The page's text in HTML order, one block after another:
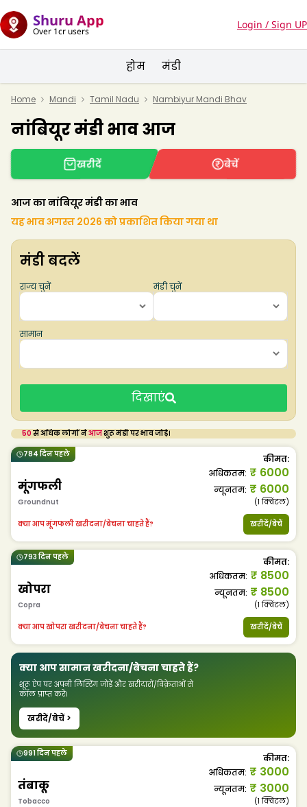
Shuru App
Over 1cr users
Login / Sign UP
होम मंडी
Home Mandi Tamil Nadu Nambiyur Mandi Bhav
नांबियूरमंडी भाव आज
खरीदें बेचें
आज का नांबियूर मंडी का भाव
यह भाव अगस्त 2026 को प्रकाशित किया गया था
मंडी बदलें
राज्य चुनें मंडी चुनें
सामान
दिखाएं
50 से अधिक लोगों नेआजशुरू मंडी पर भाव जोड़े।
784 दिन पहले
मूंगफली
Groundnut
कीमत:
अधिकतम: ₹ 6000
न्यूनतम: ₹ 6000
(1क्विंटल)
क्या आप मूंगफली खरीदना/बेचना चाहते हैं? खरीदें/बेचें
793 दिन पहले
खोपरा
Copra
कीमत:
अधिकतम: ₹ 8500
न्यूनतम: ₹ 8500
(1क्विंटल)
क्या आप खोपरा खरीदना/बेचना चाहते हैं? खरीदें/बेचें
क्या आप सामान खरीदना/बेचना चाहते हैं?
शूरू ऐप पर अपनी लिस्टिंग जोड़ें और खरीदारों/विक्रेताओं से
कॉल प्राप्त करें।
खरीदें/बेचें >
991 दिन पहले
तंबाकू
Tobacco
कीमत:
अधिकतम: ₹ 3000
न्यूनतम: ₹ 3000
(1क्विंटल)